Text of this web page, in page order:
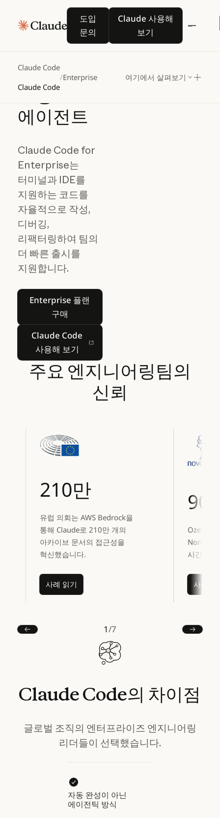
도입
문의
도입 문의
Claude 사용해
보기
Claude 사용해 보기
Claude Code
Claude Code
/Enterprise 여기에서 살펴보기
환경을
위한
엔터프라이즈
코딩
에이전트
Claude Code for
Enterprise는
터미널과 IDE를
지원하는 코드를
자율적으로 작성,
디버깅,
리팩터링하여 팀의
더 빠른 출시를
지원합니다.
Enterprise 플랜
구매
Enterprise 플랜 구매
Claude Code
사용해 보기
Claude Code 사용해 보기
Play
주요 엔지니어링팀의
신뢰
210만
유럽 의회는 AWS Bedrock을
통해 Claude로 210만 개의
아카이브 문서의 접근성을
혁신했습니다.
사례 읽기
사례 읽기
Ozempic
Nordisk
시간을
사례 읽
이전
1/7
다음
ClaudeCode의 차이점
글로벌 조직의 엔터프라이즈 엔지니어링
리더들이 선택했습니다.
자동 완성이 아닌
에이전틱 방식